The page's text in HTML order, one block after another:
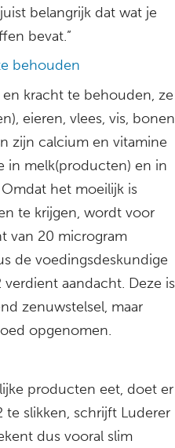
belangrijk dat wat je
bevat.”
behouden
kracht te behouden, ze
eieren, vlees, vis, bonen
zijn calcium en vitamine
in melk(producten) en in
het moeilijk is
te krijgen, wordt voor
van 20 microgram
de voedingsdeskundige
verdient aandacht. Deze is
zenuwstelsel, maar
opgenomen.
producten eet, doet er
te slikken, schrijft Luderer
dus vooral slim